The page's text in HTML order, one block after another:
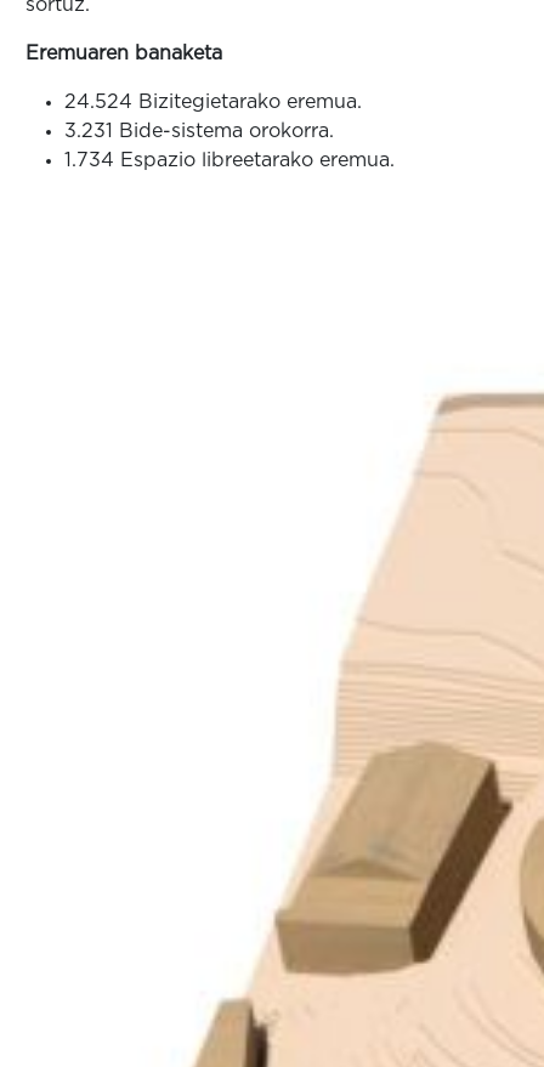
sortuz.
Eremuaren banaketa
24.524 Bizitegietarako eremua.
3.231 Bide-sistema orokorra.
1.734 Espazio libreetarako eremua.